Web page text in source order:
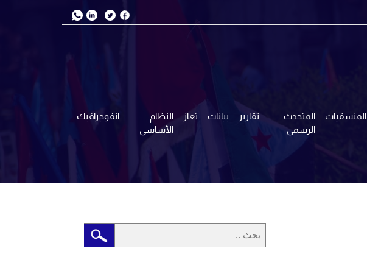
المنسقيات
المتحدث
الرسمي
تقارير بيانات تعاز
النظام
الأساسي
انفوجرافيك